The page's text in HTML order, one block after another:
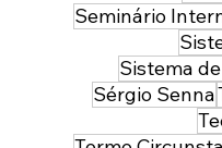
Sistema
Sérgio Senna